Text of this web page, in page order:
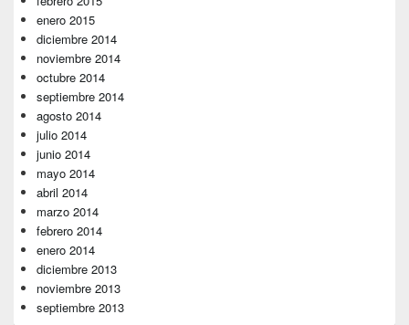
enero 2015
diciembre 2014
noviembre 2014
octubre 2014
septiembre 2014
agosto 2014
julio 2014
junio 2014
mayo 2014
abril 2014
marzo 2014
febrero 2014
enero 2014
diciembre 2013
noviembre 2013
septiembre 2013